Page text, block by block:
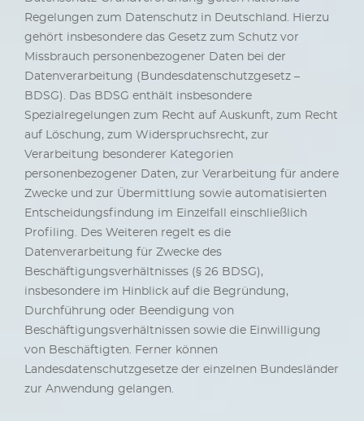
Regelungen zum Datenschutz in Deutschland. Hierzu
gehört insbesondere das Gesetz zum Schutz vor
Missbrauch personenbezogener Daten bei der
Datenverarbeitung (Bundesdatenschutzgesetz –
BDSG). Das BDSG enthält insbesondere
Spezialregelungen zum Recht auf Auskunft, zum Recht
auf Löschung, zum Widerspruchsrecht, zur
Verarbeitung besonderer Kategorien
personenbezogener Daten, zur Verarbeitung für andere
Zwecke und zur Übermittlung sowie automatisierten
Entscheidungsfindung im Einzelfall einschließlich
Profiling. Des Weiteren regelt es die
Datenverarbeitung für Zwecke des
Beschäftigungsverhältnisses (§ 26 BDSG),
insbesondere im Hinblick auf die Begründung,
Durchführung oder Beendigung von
Beschäftigungsverhältnissen sowie die Einwilligung
von Beschäftigten. Ferner können
Landesdatenschutzgesetze der einzelnen Bundesländer
zur Anwendung gelangen.